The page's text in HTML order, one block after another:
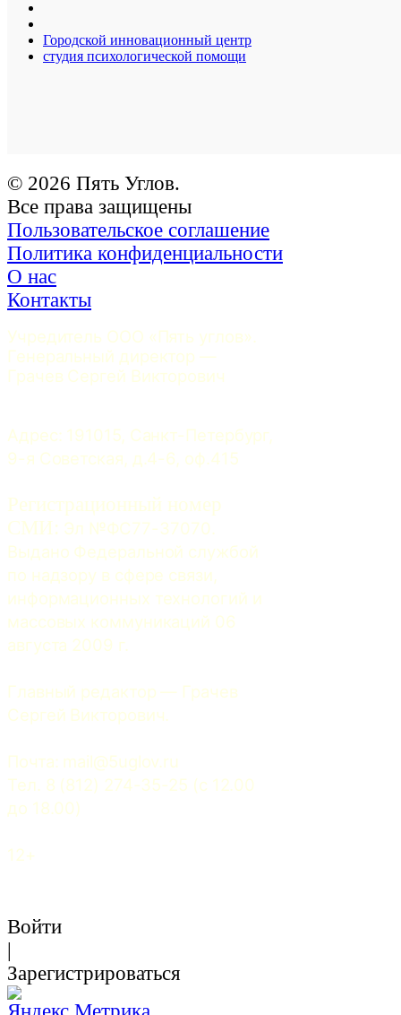
Городской инновационный центр
студия психологической помощи
© 2026 Пять Углов.
Все права защищены
Пользовательское соглашение
Политика конфиденциальности
О нас
Контакты
Учредитель ООО «Пять углов».
Генеральный директор —
Грачев Сергей Викторович
Адрес: 191015, Санкт-Петербург,
9-я Советская, д.4-6, оф.415
Регистрационный номер
СМИ: Эл №ФС77-37070.
Выдано Федеральной службой
по надзору в сфере связи,
информационных технологий и
массовых коммуникаций 06
августа 2009 г.
Главный редактор — Грачев
Сергей Викторович.
Почта: mail@5uglov.ru
Тел. 8 (812) 274-35-25 (c 12.00
до 18.00)
12+
Войти
|
Зарегистрироваться